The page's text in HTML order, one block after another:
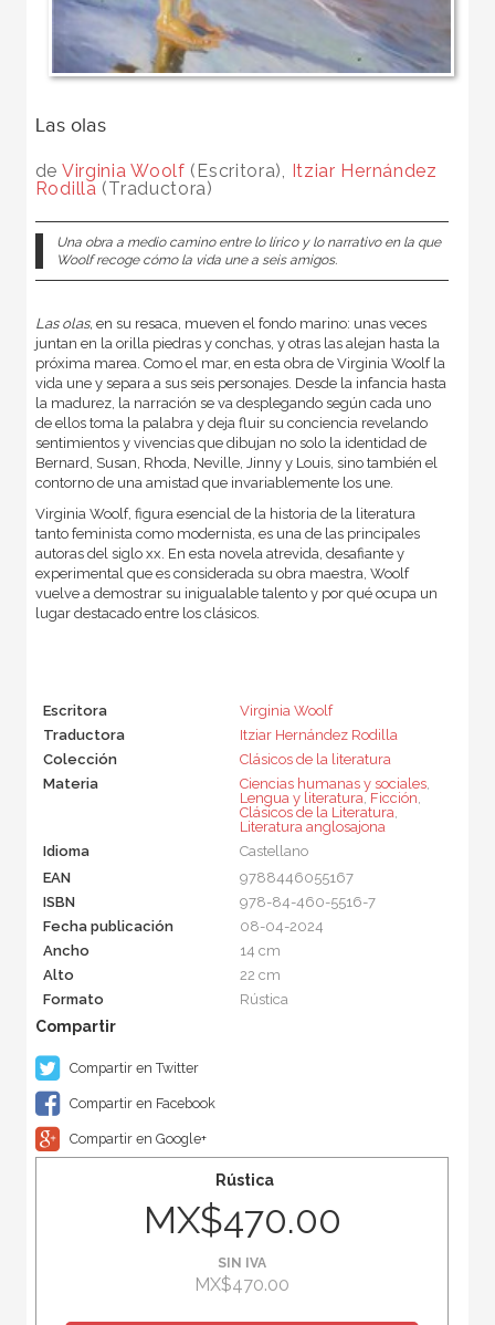
Las olas
de Virginia Woolf (Escritora), Itziar Hernández
Rodilla (Traductora)
Una obra a medio camino entre lo lírico y lo narrativo en la que
Woolf recoge cómo la vida une a seis amigos.
Las olas, en su resaca, mueven el fondo marino: unas veces
juntan en la orilla piedras y conchas, y otras las alejan hasta la
próxima marea. Como el mar, en esta obra de Virginia Woolf la
vida une y separa a sus seis personajes. Desde la infancia hasta
la madurez, la narración se va desplegando según cada uno
de ellos toma la palabra y deja fluir su conciencia revelando
sentimientos y vivencias que dibujan no solo la identidad de
Bernard, Susan, Rhoda, Neville, Jinny y Louis, sino también el
contorno de una amistad que invariablemente los une.
Virginia Woolf, figura esencial de la historia de la literatura
tanto feminista como modernista, es una de las principales
autoras del siglo xx. En esta novela atrevida, desafiante y
experimental que es considerada su obra maestra, Woolf
vuelve a demostrar su inigualable talento y por qué ocupa un
lugar destacado entre los clásicos.
Escritora
Virginia Woolf
Traductora
Itziar Hernández Rodilla
Colección
Clásicos de la literatura
Materia
Ciencias humanas y sociales,
Lengua y literatura, Ficción,
Clásicos de la Literatura,
Literatura anglosajona
Idioma
Castellano
EAN
9788446055167
ISBN
978-84-460-5516-7
Fecha publicación
08-04-2024
Ancho
14 cm
Alto
22 cm
Formato
Rústica
Compartir en Twitter
Compartir en Facebook
Compartir en Google+
Rústica
MX$470.00
SIN IVA
MX$470.00